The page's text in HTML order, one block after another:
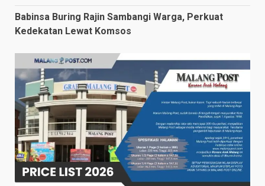
Babinsa Buring Rajin Sambangi Warga, Perkuat
Kedekatan Lewat Komsos